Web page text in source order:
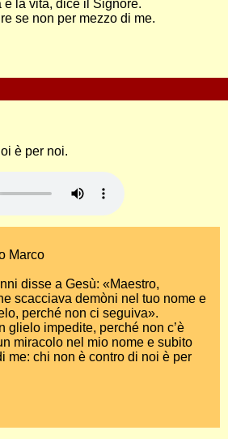
e la vita, dice il Signore.
se non per mezzo di me.
è per noi.
Marco
disse a Gesù: «Maestro,
scacciava demòni nel tuo nome e
perché non ci seguiva».
glielo impedite, perché non c’è
miracolo nel mio nome e subito
me: chi non è contro di noi è per